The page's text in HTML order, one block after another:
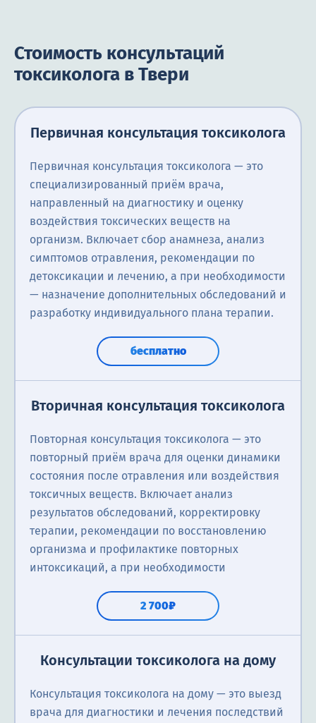
Стоимость консультаций
токсиколога в Твери
Первичная консультация токсиколога
Первичная консультация токсиколога — это
специализированный приём врача,
направленный на диагностику и оценку
воздействия токсических веществ на
организм. Включает сбор анамнеза, анализ
симптомов отравления, рекомендации по
детоксикации и лечению, а при необходимости
— назначение дополнительных обследований и
разработку индивидуального плана терапии.
бесплатно
Вторичная консультация токсиколога
Повторная консультация токсиколога — это
повторный приём врача для оценки динамики
состояния после отравления или воздействия
токсичных веществ. Включает анализ
результатов обследований, корректировку
терапии, рекомендации по восстановлению
организма и профилактике повторных
интоксикаций, а при необходимости
2 700₽
Консультации токсиколога на дому
Консультация токсиколога на дому — это выезд
врача для диагностики и лечения последствий